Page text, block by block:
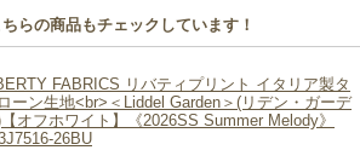
らの商品もチェックしています！
FABRICS リバティプリント イタリア製タ
ーン生地<br>＜Liddel Garden＞(リデン・ガーデ
【オフホワイト】《2026SS Summer Melody》
26BU